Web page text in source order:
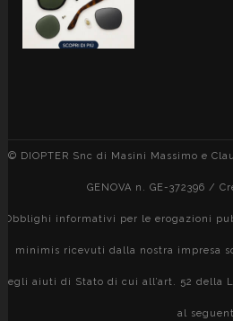
© DIOPTER Snc di Masini Massimo e
GENOVA n. GE-372396 /
Obblighi informativi per le erogazioni
minimis ricevuti dalla nostra impresa
degli aiuti di Stato di cui all’art. 52 della
al